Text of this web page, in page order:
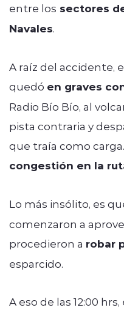
entre los sectores
Navales.
A raíz del accidente,
quedó en graves
Radio Bío Bío, al
pista contraria y
que traía como
congestión en la
Lo más insólito, es
comenzaron a
procedieron a robar
esparcido.
A eso de las 12:00